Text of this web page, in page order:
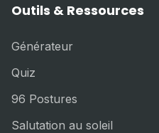
Outils & Ressources
Générateur
Quiz
96 Postures
Salutation au soleil